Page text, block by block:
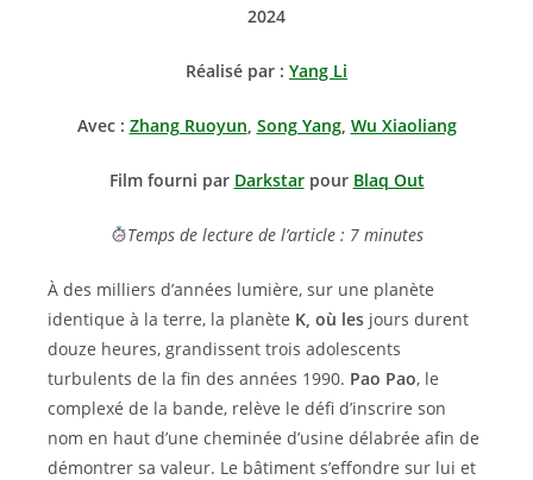
2024
Réalisé par : Yang Li
Avec : Zhang Ruoyun, Song Yang, Wu Xiaoliang
Film fourni par Darkstarpour Blaq Out
Temps de lecture de l’article : 7 minutes
À des milliers d’années lumière, sur une planète
identique à la terre, la planète K, où les jours durent
douze heures, grandissent trois adolescents
turbulents de la fin des années 1990. Pao Pao, le
complexé de la bande, relève le défi d’inscrire son
nom en haut d’une cheminée d’usine délabrée afin de
démontrer sa valeur. Le bâtiment s’effondre sur lui et